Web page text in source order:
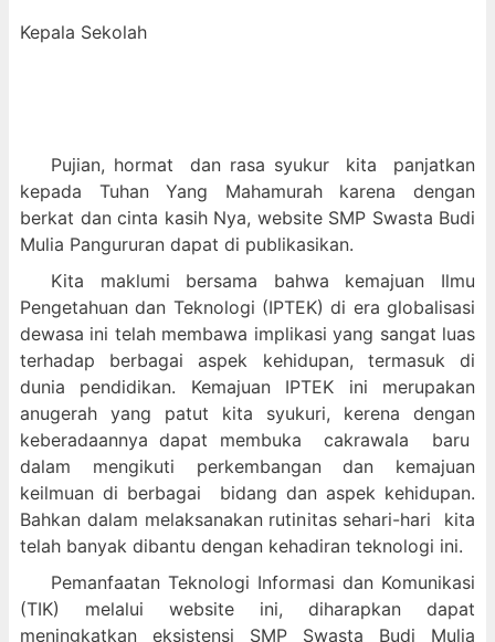
Kepala Sekolah
Pujian, hormat dan rasa syukur kita panjatkan
kepada Tuhan Yang Mahamurah karena dengan
berkat dan cinta kasih Nya, website SMP Swasta Budi
Mulia Pangururan dapat di publikasikan.
Kita maklumi bersama bahwa kemajuan Ilmu
Pengetahuan dan Teknologi (IPTEK) di era globalisasi
dewasa ini telah membawa implikasi yang sangat luas
terhadap berbagai aspek kehidupan, termasuk di
dunia pendidikan. Kemajuan IPTEK ini merupakan
anugerah yang patut kita syukuri, kerena dengan
keberadaannya dapat membuka cakrawala baru
dalam mengikuti perkembangan dan kemajuan
keilmuan di berbagai bidang dan aspek kehidupan.
Bahkan dalam melaksanakan rutinitas sehari-hari kita
telah banyak dibantu dengan kehadiran teknologi ini.
Pemanfaatan Teknologi Informasi dan Komunikasi
(TIK) melalui website ini, diharapkan dapat
meningkatkan eksistensi SMP Swasta Budi Mulia